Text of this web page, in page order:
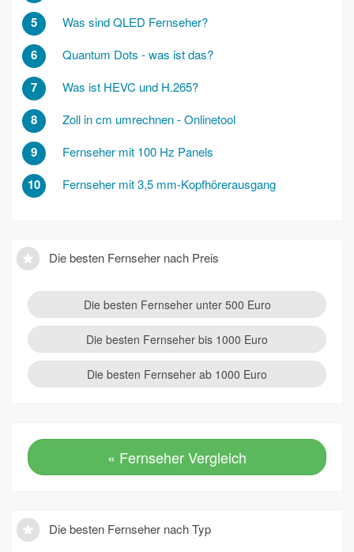
5 Was sind QLED Fernseher?
6 Quantum Dots - was ist das?
7 Was ist HEVC und H.265?
8 Zoll in cm umrechnen - Onlinetool
9 Fernseher mit 100 Hz Panels
10 Fernseher mit 3,5 mm-Kopfhörerausgang
Die besten Fernseher nach Preis
Die besten Fernseher unter 500 Euro
Die besten Fernseher bis 1000 Euro
Die besten Fernseher ab 1000 Euro
« Fernseher Vergleich
Die besten Fernseher nach Typ